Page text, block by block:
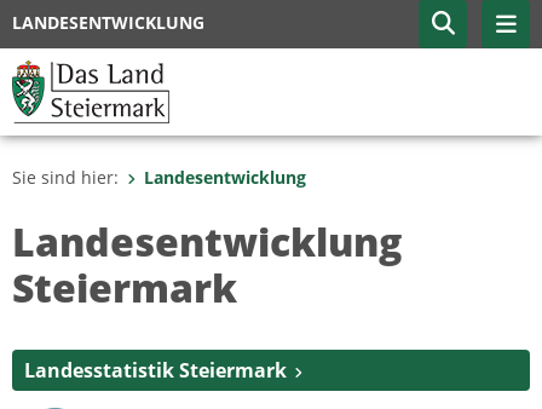
LANDESENTWICKLUNG
Sie sind hier: Landesentwicklung
Landesentwicklung
Steiermark
Landesstatistik Steiermark